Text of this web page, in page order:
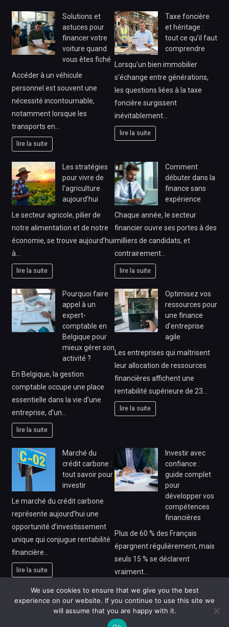
Solutions et
astuces pour
financer votre
voiture quand
vous êtes fiché
Accéder à un véhicule
personnel est souvent une
nécessité incontournable,
notamment lorsque les
transports en…
lire la suite
Taxe foncière
et héritage :
tout ce qu’il faut
comprendre
Lorsqu’un bien immobilier
s’échange entre générations,
les questions liées à la taxe
foncière surgissent
inévitablement…
lire la suite
Les stratégies
pour vivre de
l’agriculture
aujourd’hui
Le secteur agricole, pilier de
notre alimentation et de notre
économie, se trouve aujourd’hui
à…
lire la suite
Comment
débuter dans la
finance sans
expérience
Chaque année, le secteur
financier ouvre ses portes à des
milliers de candidats, et
contrairement…
lire la suite
Pourquoi faire
appel à un
expert-
comptable en
Belgique pour
mieux gérer son
activité ?
En Belgique, la gestion
comptable occupe une place
essentielle dans la vie d’une
entreprise, d’un…
lire la suite
Optimisez vos
ressources pour
une finance
d’entreprise
agile
Les entreprises qui maîtrisent
leur allocation de ressources
financières affichent une
rentabilité supérieure de 23…
lire la suite
Marché du
crédit carbone :
tout savoir pour
investir
Le marché du crédit carbone
représente aujourd’hui une
opportunité d’investissement
unique qui conjugue rentabilité
financière…
lire la suite
Investir avec
confiance :
guide complet
pour
développer vos
compétences
financières
Plus de 60 % des Français
épargnent régulièrement, mais
seuls 15 % se déclarent
vraiment…
lire la suite
We use cookies to ensure that we give you the best
experience on our website. If you continue to use this site we
will assume that you are happy with it.